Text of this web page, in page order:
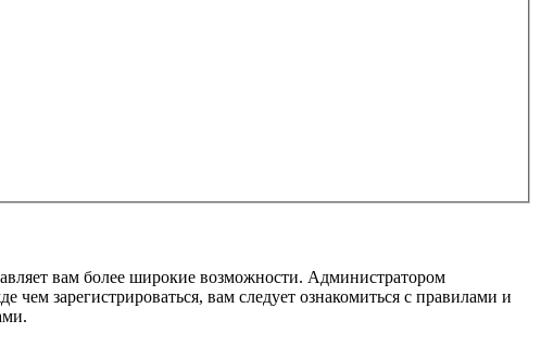
вам более широкие возможности. Администратором
зарегистрироваться, вам следует ознакомиться с правилами и